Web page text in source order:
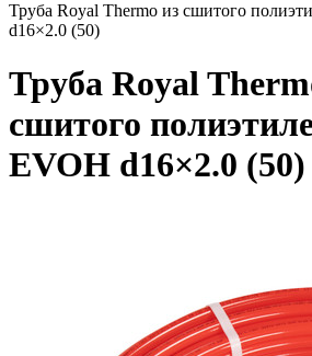
Труба Royal Thermo из сшитого
d16×2.0 (50)
Труба Royal
сшитого
EVOH d16×2.0 (50)